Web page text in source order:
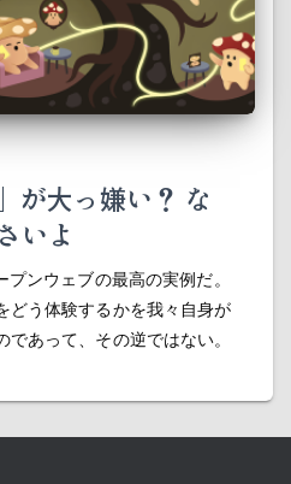
が大っ嫌い？ な
いよ
ンウェブの最高の実例だ。
どう体験するかを我々自身が
あって、その逆ではない。